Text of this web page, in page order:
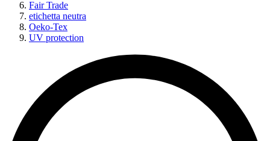
Fair Trade
etichetta neutra
Oeko-Tex
UV protection